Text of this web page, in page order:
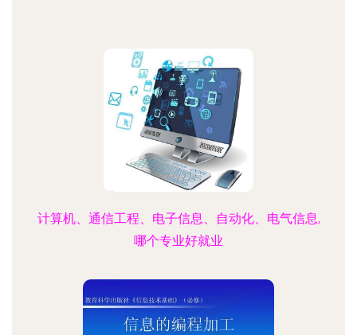
计算机、通信工程、电子信息、自动化、电气信息,
哪个专业好就业